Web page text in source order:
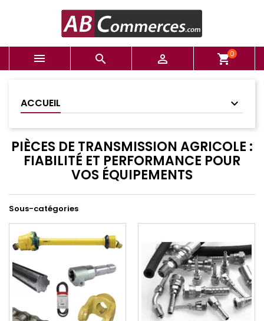
   shopping_cart0
ACCUEIL
PIÈCES DE TRANSMISSION AGRICOLE :
FIABILITÉ ET PERFORMANCE POUR
VOS ÉQUIPEMENTS
Sous-catégories